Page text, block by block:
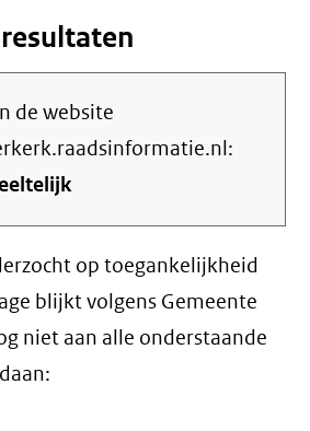
de website
op toegankelijkheid
blijkt volgens Gemeente
niet aan alle onderstaande